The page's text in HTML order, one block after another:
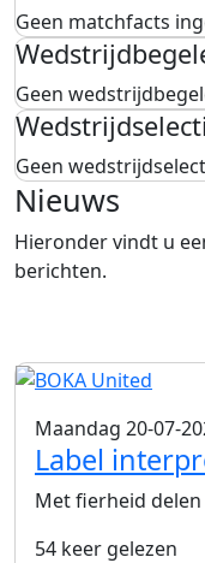
Geen matchfacts
Geen
Geen
Nieuws
Hieronder vindt u
berichten.
Maandag 20-07-
Label
Met fierheid delen
54 keer gelezen